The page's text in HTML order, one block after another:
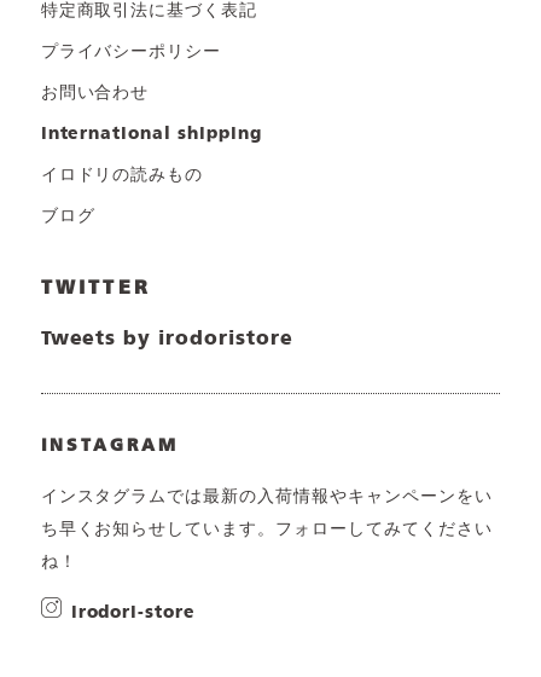
特定商取引法に基づく表記
プライバシーポリシー
お問い合わせ
international shipping
イロドリの読みもの
ブログ
TWITTER
Tweets by irodoristore
INSTAGRAM
インスタグラムでは最新の入荷情報やキャンペーンをい
ち早くお知らせしています。フォローしてみてください
ね！
irodori-store